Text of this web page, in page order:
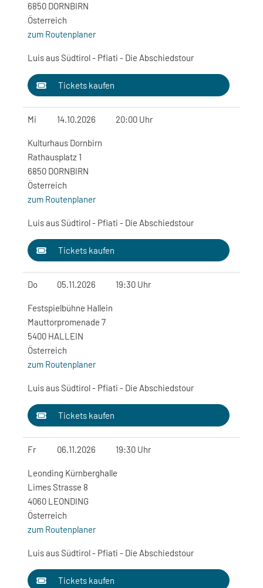
6850 DORNBIRN
Österreich
zum Routenplaner
Luis aus Südtirol - Pfiati - Die Abschiedstour
Tickets kaufen
Mi 14.10.2026 20:00 Uhr
Kulturhaus Dornbirn
Rathausplatz 1
6850 DORNBIRN
Österreich
zum Routenplaner
Luis aus Südtirol - Pfiati - Die Abschiedstour
Tickets kaufen
Do 05.11.2026 19:30 Uhr
Festspielbühne Hallein
Mauttorpromenade 7
5400 HALLEIN
Österreich
zum Routenplaner
Luis aus Südtirol - Pfiati - Die Abschiedstour
Tickets kaufen
Fr 06.11.2026 19:30 Uhr
Leonding Kürnberghalle
Limes Strasse 8
4060 LEONDING
Österreich
zum Routenplaner
Luis aus Südtirol - Pfiati - Die Abschiedstour
Tickets kaufen